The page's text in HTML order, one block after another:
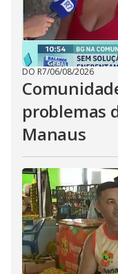
DO R7/06/08/2026
problemas
Manaus